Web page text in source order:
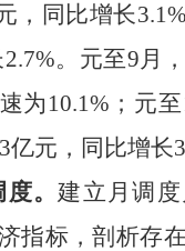
，同比增长
。 元至9月
为10.1%；元
元，同比增长
度。建立月调
指标，剖析存